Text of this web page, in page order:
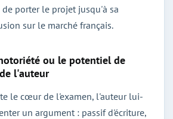
porter le projet jusqu'à sa
sur le marché français.
ou le potentiel de
l'auteur
le cœur de l'examen, l'auteur lui-
un argument : passif d'écriture,